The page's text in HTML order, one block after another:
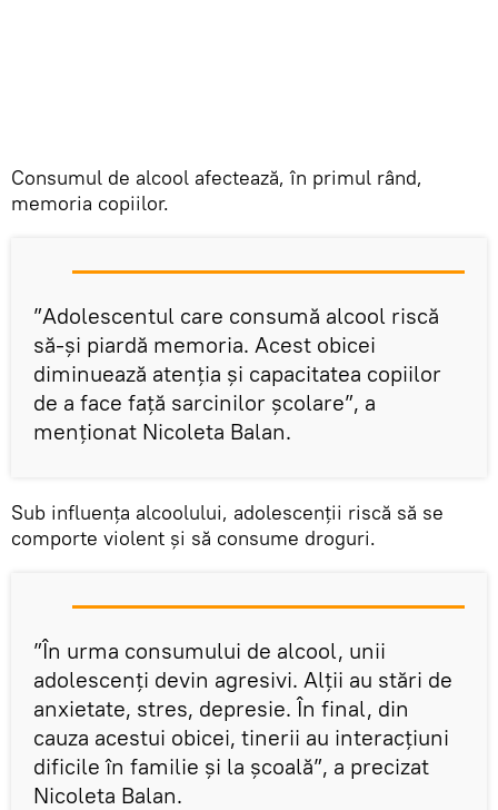
Consumul de alcool afectează, în primul rând,
memoria copiilor.
”Adolescentul care consumă alcool riscă
să-și piardă memoria. Acest obicei
diminuează atenția și capacitatea copiilor
de a face față sarcinilor școlare”, a
menționat Nicoleta Balan.
Sub influența alcoolului, adolescenții riscă să se
comporte violent și să consume droguri.
”În urma consumului de alcool, unii
adolescenți devin agresivi. Alții au stări de
anxietate, stres, depresie. În final, din
cauza acestui obicei, tinerii au interacțiuni
dificile în familie și la școală”, a precizat
Nicoleta Balan.